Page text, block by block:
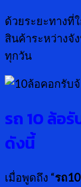
ด้วยระยะทางที่
สินค้าระหว่างจั
ทุกวัน
รถ10 ล้อ
ดังนี้
เมื่อพูดถึง “รถ